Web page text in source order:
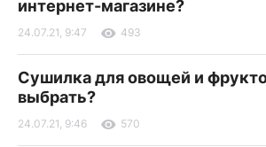
интернет-магазине?
24.07.21, 9:47 493
Сушилка для овощей и
выбрать?
24.07.21, 9:46 570